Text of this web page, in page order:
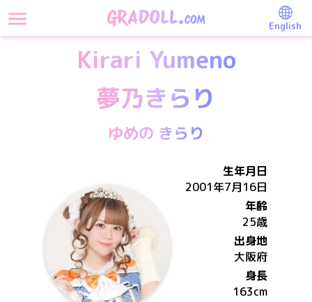
English
Kirari Yumeno
夢乃きらり
ゆめの きらり
生年月日
2001年7月16日
年齢
25歳
出身地
大阪府
身長
163cm